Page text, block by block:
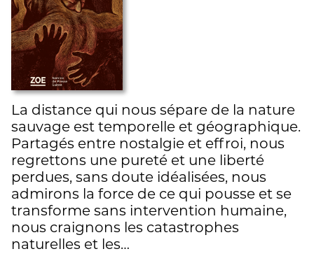
La distance qui nous sépare de la nature
sauvage est temporelle et géographique.
Partagés entre nostalgie et effroi, nous
regrettons une pureté et une liberté
perdues, sans doute idéalisées, nous
admirons la force de ce qui pousse et se
transforme sans intervention humaine,
nous craignons les catastrophes
naturelles et les…